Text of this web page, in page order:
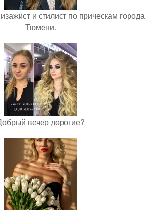
и стилист по прическам города
Тюмени.
вечер дорогие?